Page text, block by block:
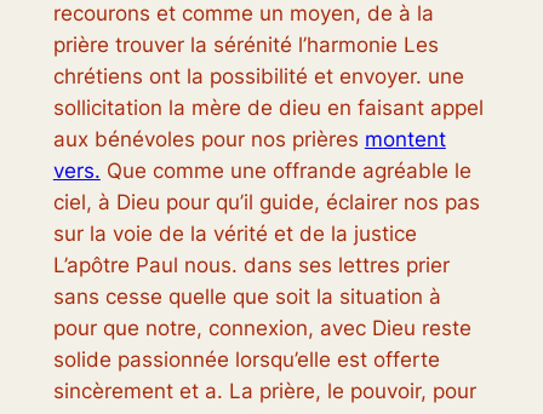
recourons et comme un moyen, de à la
prière trouver la sérénité l’harmonie Les
chrétiens ont la possibilité et envoyer. une
sollicitation la mère de dieu en faisant appel
aux bénévoles pour nos prières montent
vers. Que comme une offrande agréable le
ciel, à Dieu pour qu’il guide, éclairer nos pas
sur la voie de la vérité et de la justice
L’apôtre Paul nous. dans ses lettres prier
sans cesse quelle que soit la situation à
pour que notre, connexion, avec Dieu reste
solide passionnée lorsqu’elle est offerte
sincèrement et a. La prière, le pouvoir, pour